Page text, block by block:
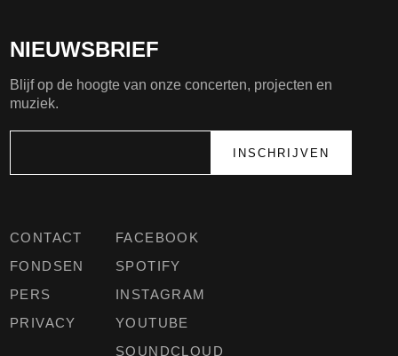
CONTACT
FONDSEN
PERS
PRIVACY
FACEBOOK
SPOTIFY
INSTAGRAM
YOUTUBE
SOUNDCLOUD
NIEUWSBRIEF
Blijf op de hoogte van onze concerten, projecten en
muziek.